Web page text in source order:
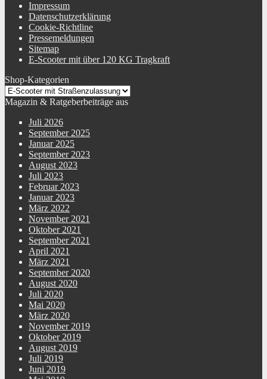
Impressum
Datenschutzerklärung
Cookie-Richtline
Pressemeldungen
Sitemap
E-Scooter mit über 120 KG Tragkraft
Shop-Kategorien
Magazin & Ratgeberbeiträge aus
Juli 2026
September 2025
Januar 2025
September 2023
August 2023
Juli 2023
Februar 2023
Januar 2023
März 2022
November 2021
Oktober 2021
September 2021
April 2021
März 2021
September 2020
August 2020
Juli 2020
Mai 2020
März 2020
November 2019
Oktober 2019
August 2019
Juli 2019
Juni 2019